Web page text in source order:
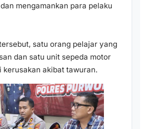
mengamankan para pelaku
satu orang pelajar yang
dan satu unit sepeda motor
kerusakan akibat tawuran.